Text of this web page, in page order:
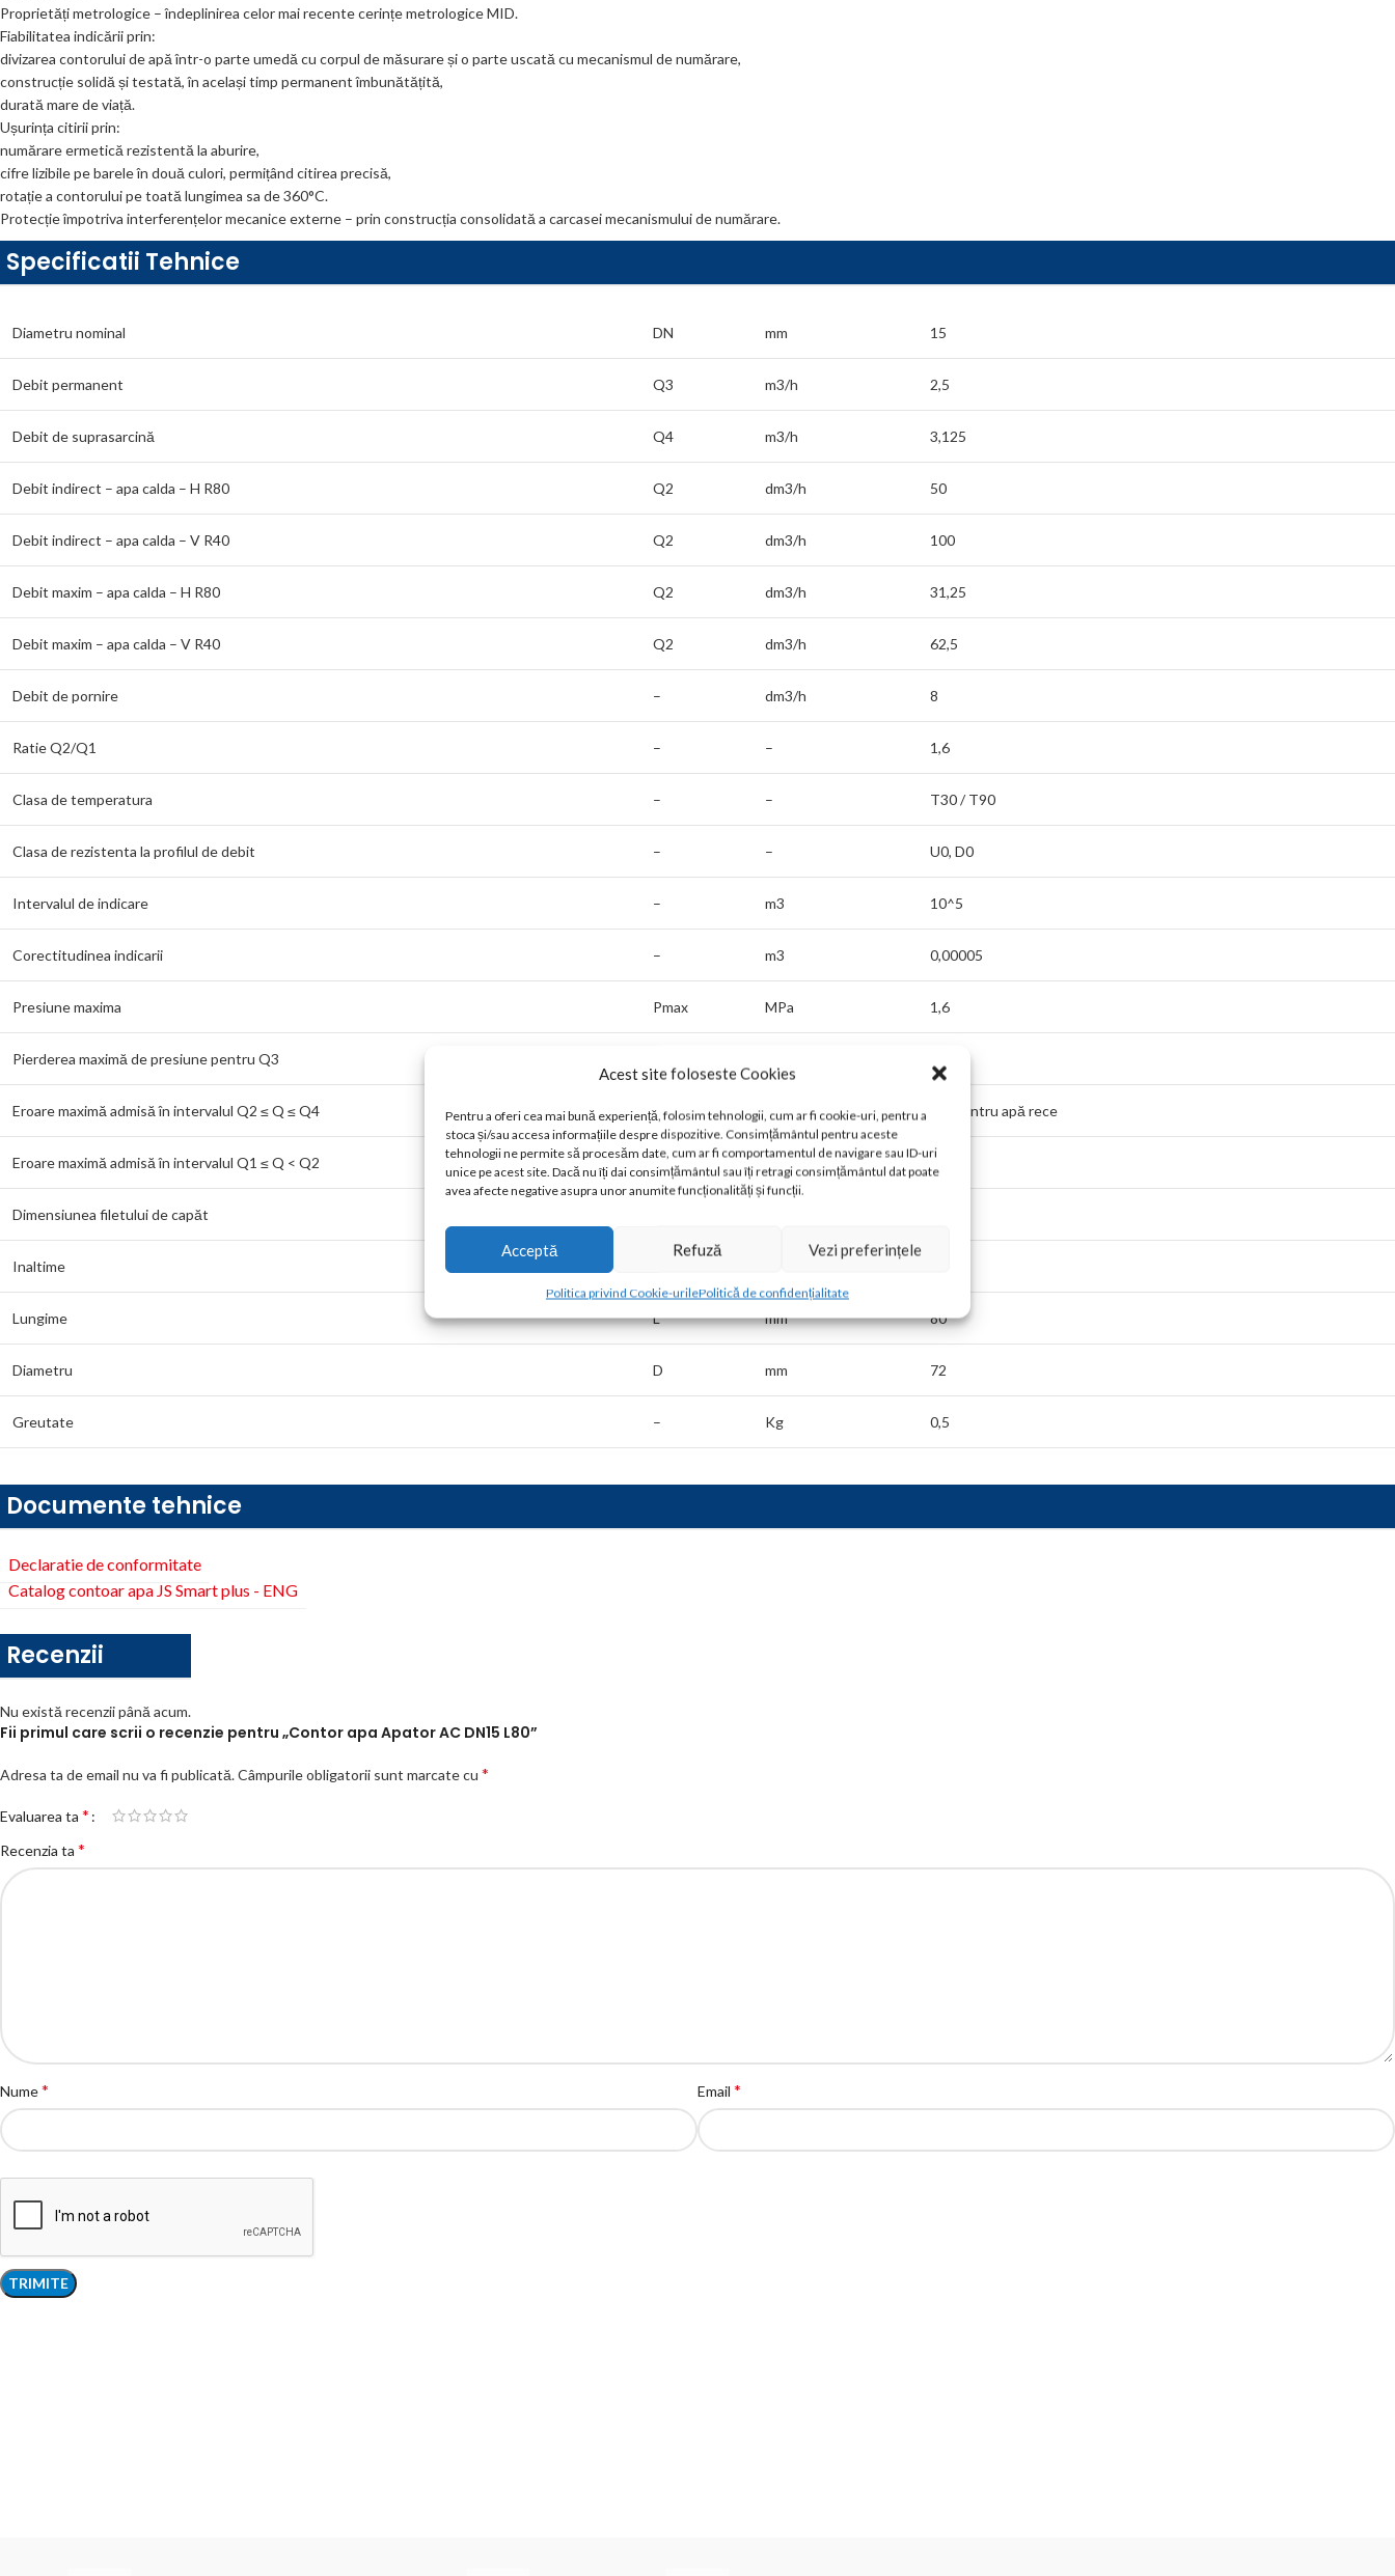
Acest site foloseste Cookies
Pentru a oferi cea mai bună experiență, folosim tehnologii, cum ar fi cookie-uri, pentru a
stoca și/sau accesa informațiile despre dispozitive. Consimțământul pentru aceste
tehnologii ne permite să procesăm date, cum ar fi comportamentul de navigare sau ID-uri
unice pe acest site. Dacă nu îți dai consimțământul sau îți retragi consimțământul dat poate
avea afecte negative asupra unor anumite funcționalități și funcții.
Acceptă Refuză Vezi preferințele
Politica privind Cookie-urilePolitică de confidențialitate
Proprietăți metrologice – îndeplinirea celor mai recente cerințe metrologice MID.
Fiabilitatea indicării prin:
divizarea contorului de apă într-o parte umedă cu corpul de măsurare și o parte uscată cu mecanismul de numărare,
construcție solidă și testată, în același timp permanent îmbunătățită,
durată mare de viață.
Ușurința citirii prin:
numărare ermetică rezistentă la aburire,
cifre lizibile pe barele în două culori, permițând citirea precisă,
rotație a contorului pe toată lungimea sa de 360°C.
Protecție împotriva interferențelor mecanice externe – prin construcția consolidată a carcasei mecanismului de numărare.
Specificatii Tehnice
Diametru nominal DN mm 15
Debit permanent Q3 m3/h 2,5
Debit de suprasarcină Q4 m3/h 3,125
Debit indirect – apa calda – H R80 Q2 dm3/h 50
Debit indirect – apa calda – V R40 Q2 dm3/h 100
Debit maxim – apa calda – H R80 Q2 dm3/h 31,25
Debit maxim – apa calda – V R40 Q2 dm3/h 62,5
Debit de pornire – dm3/h 8
Ratie Q2/Q1 – – 1,6
Clasa de temperatura – – T30 / T90
Clasa de rezistenta la profilul de debit – – U0, D0
Intervalul de indicare – m3 10^5
Corectitudinea indicarii – m3 0,00005
Presiune maxima Pmax MPa 1,6
Pierderea maximă de presiune pentru Q3
Eroare maximă admisă în intervalul Q2 ≤ Q ≤ Q4 ε % ± 3 pentru apă rece
Eroare maximă admisă în intervalul Q1 ≤ Q < Q2 ε % ± 5
Dimensiunea filetului de capăt
Inaltime
Lungime L mm 80
Diametru D mm 72
Greutate – Kg 0,5
Documente tehnice
Declaratie de conformitate
Catalog contoar apa JS Smart plus - ENG
Recenzii
Nu există recenzii până acum.
Fii primul care scrii o recenzie pentru „Contor apa Apator AC DN15 L80”
Adresa ta de email nu va fi publicată.Câmpurile obligatorii sunt marcate cu *
Evaluarea ta *
Recenzia ta *
Nume* Email *